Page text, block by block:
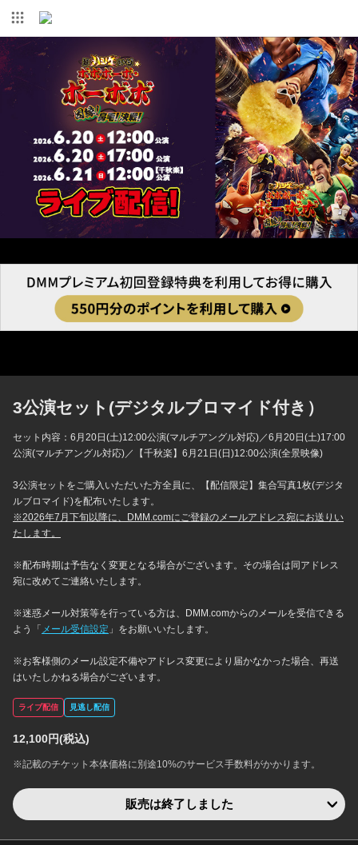
3公演セット(デジタルブロマイド付き）
セット内容：6月20日(土)12:00公演(マルチアングル対応)／6月20日(土)17:00
公演(マルチアングル対応)／【千秋楽】6月21日(日)12:00公演(全景映像)
3公演セットをご購入いただいた方全員に、【配信限定】集合写真1枚(デジタ
ルブロマイド)を配布いたします。
※2026年7月下旬以降に、DMM.comにご登録のメールアドレス宛にお送りい
たします。
※配布時期は予告なく変更となる場合がございます。その場合は同アドレス
宛に改めてご連絡いたします。
※迷惑メール対策等を行っている方は、DMM.comからのメールを受信できる
よう「 メール受信設定 」をお願いいたします。
※お客様側のメール設定不備やアドレス変更により届かなかった場合、再送
はいたしかねる場合がございます。
ライブ配信 見逃し配信
12,100円(税込)
※記載のチケット本体価格に別途10%のサービス手数料がかかります。
販売は終了しました